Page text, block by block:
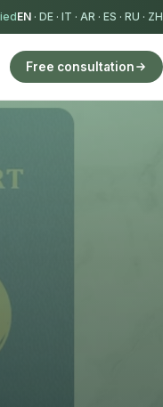
EN · DE · IT · AR · ES · RU · ZH
Free consultation